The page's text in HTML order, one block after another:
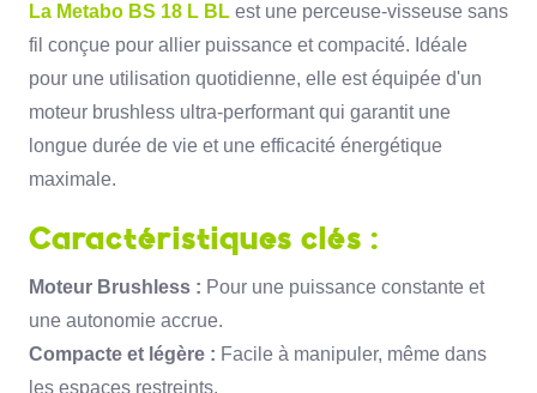
La Metabo BS 18 L BL est une perceuse-visseuse sans
fil conçue pour allier puissance et compacité. Idéale
pour une utilisation quotidienne, elle est équipée d'un
moteur brushless ultra-performant qui garantit une
longue durée de vie et une efficacité énergétique
maximale.
Caractéristiques clés :
Moteur Brushless : Pour une puissance constante et
une autonomie accrue.
Compacte et légère : Facile à manipuler, même dans
les espaces restreints.